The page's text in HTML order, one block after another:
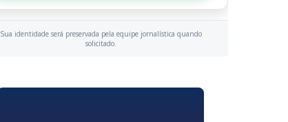
Sua identidade será preservada pela equipe jornalística quando
solicitado.